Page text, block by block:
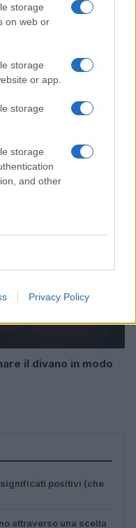
storage
on web or
storage
or app.
storage
storage
and other
Privacy Policy
più elegante della
il divano in modo
significati positivi (che
attraverso una scelta